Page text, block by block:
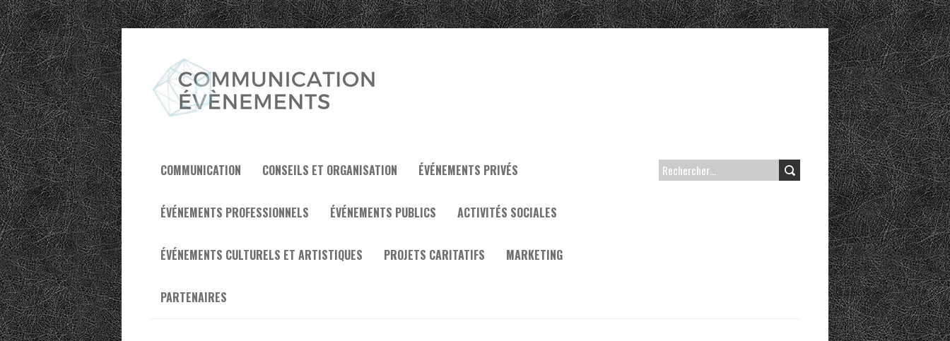
COMMUNICATION CONSEILS ET ORGANISATION ÉVÉNEMENTS PRIVÉS
ÉVÉNEMENTS PROFESSIONNELS ÉVÉNEMENTS PUBLICS ACTIVITÉS SOCIALES
ÉVÉNEMENTS CULTURELS ET ARTISTIQUES PROJETS CARITATIFS MARKETING
PARTENAIRES
RECHERCHER :